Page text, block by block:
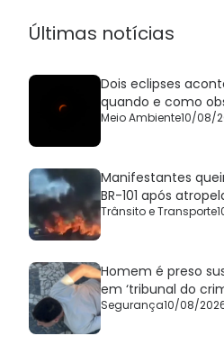
Últimas notícias
Dois eclipses
quando e como
Meio Ambiente10/08/
Manifestantes
BR-101 após
Trânsito e Transporte
Homem é preso
em ‘tribunal do
Segurança10/08/